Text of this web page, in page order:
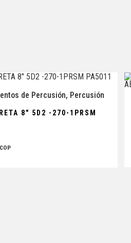
de Percusión, Percusión
8″ 5D2 -270-1PRSM
COP